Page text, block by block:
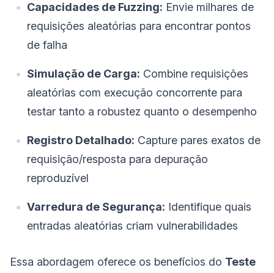
Capacidades de Fuzzing: Envie milhares de
requisições aleatórias para encontrar pontos
de falha
Simulação de Carga: Combine requisições
aleatórias com execução concorrente para
testar tanto a robustez quanto o desempenho
Registro Detalhado: Capture pares exatos de
requisição/resposta para depuração
reproduzível
Varredura de Segurança: Identifique quais
entradas aleatórias criam vulnerabilidades
Essa abordagem oferece os benefícios do Teste